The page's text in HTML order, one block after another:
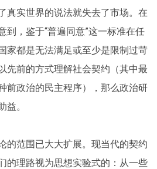
真实世界的说法就失去了市场。在
到，鉴于“普遍同意”这一标准在任
家都是无法满足或至少是限制过苛
先前的方式理解社会契约（其中最
前政治的民主程序），那么政治研
益。
的范围已大大扩展。现当代的契约
的理路视为思想实验式的：从一些